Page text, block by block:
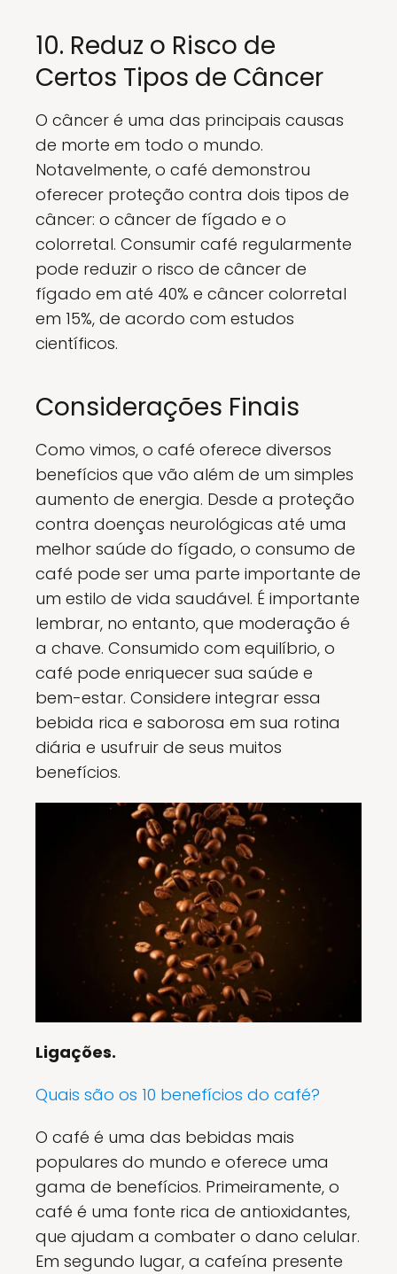
10. Reduz o Risco de
Certos Tipos de Câncer
O câncer é uma das principais causas
de morte em todo o mundo.
Notavelmente, o café demonstrou
oferecer proteção contra dois tipos de
câncer: o câncer de fígado e o
colorretal. Consumir café regularmente
pode reduzir o risco de câncer de
fígado em até 40% e câncer colorretal
em 15%, de acordo com estudos
científicos.
Considerações Finais
Como vimos, o café oferece diversos
benefícios que vão além de um simples
aumento de energia. Desde a proteção
contra doenças neurológicas até uma
melhor saúde do fígado, o consumo de
café pode ser uma parte importante de
um estilo de vida saudável. É importante
lembrar, no entanto, que moderação é
a chave. Consumido com equilíbrio, o
café pode enriquecer sua saúde e
bem-estar. Considere integrar essa
bebida rica e saborosa em sua rotina
diária e usufruir de seus muitos
benefícios.
Ligações.
Quais são os 10 benefícios do café?
O café é uma das bebidas mais
populares do mundo e oferece uma
gama de benefícios. Primeiramente, o
café é uma fonte rica de antioxidantes,
que ajudam a combater o dano celular.
Em segundo lugar, a cafeína presente